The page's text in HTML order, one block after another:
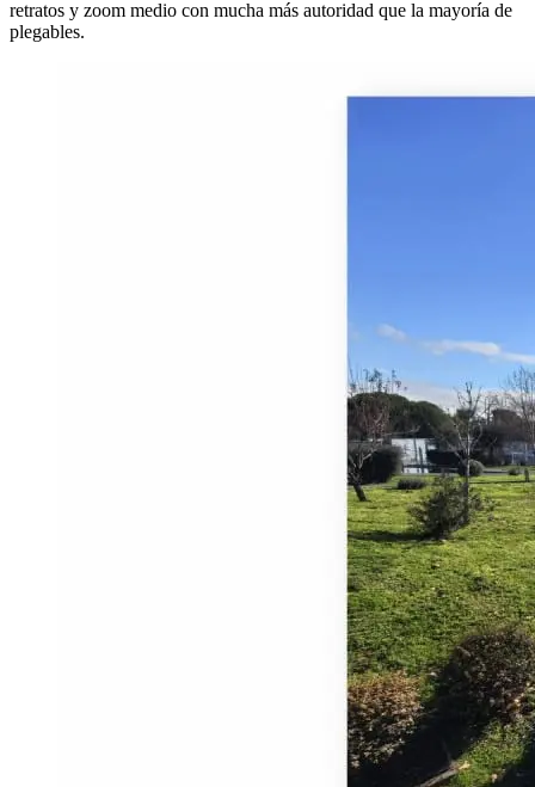
retratos y zoom medio con mucha más autoridad que la mayoría de
plegables.